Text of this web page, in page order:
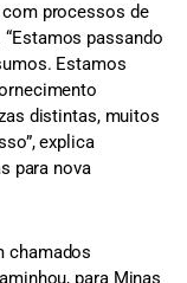
com processos de
passando
Estamos
distintas, muitos
explica
para nova
chamados
para Minas